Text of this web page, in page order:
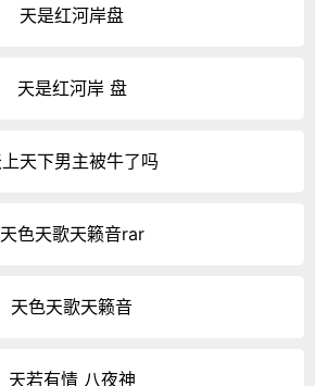
天是红河岸盘
天是红河岸 盘
天下男主被牛了吗
天色天歌天籁音rar
天色天歌天籁音
天若有情 八夜神